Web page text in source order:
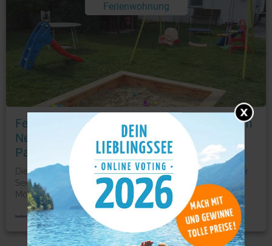
Ferienwohnung
Foto: © booking.com
Ferienwohnung Familie Reiner Mörbisch am
Neusiedler See in der Nähe des Family
Parks
Die Ferienwohnung Familie Reiner Mörbisch am Neusiedler
See begrüßt Sie in Mörbisch am See, nur 1,8 km vom
Mör... mehr